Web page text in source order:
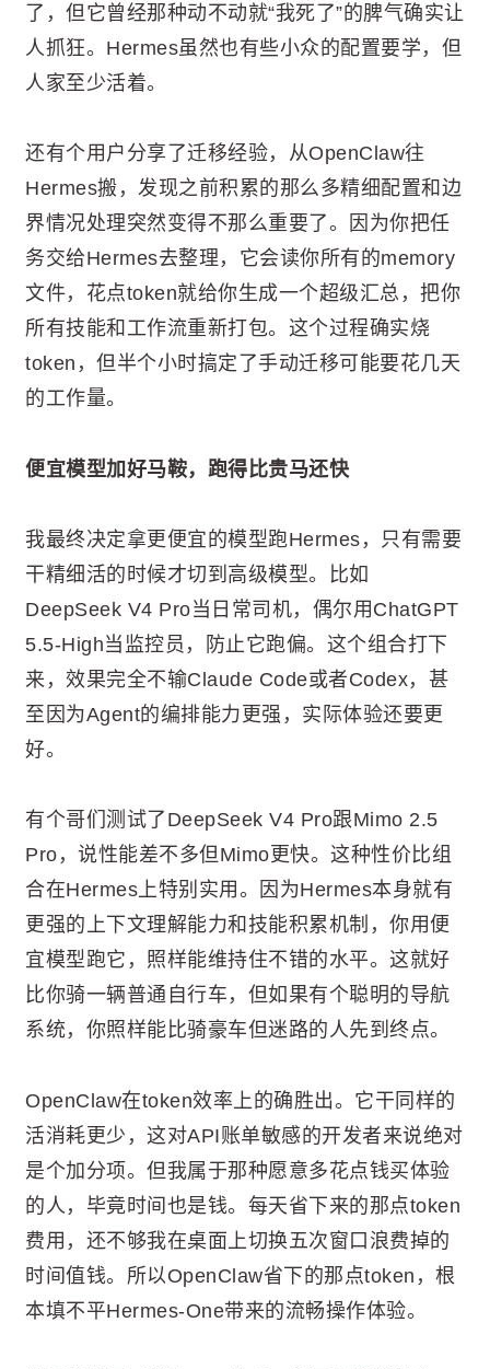
了，但它曾经那种动不动就“我死了”的脾气确实让
人抓狂。Hermes虽然也有些小众的配置要学，但
人家至少活着。
还有个用户分享了迁移经验，从OpenClaw往
Hermes搬，发现之前积累的那么多精细配置和边
界情况处理突然变得不那么重要了。因为你把任
务交给Hermes去整理，它会读你所有的memory
文件，花点token就给你生成一个超级汇总，把你
所有技能和工作流重新打包。这个过程确实烧
token，但半个小时搞定了手动迁移可能要花几天
的工作量。
便宜模型加好马鞍，跑得比贵马还快
我最终决定拿更便宜的模型跑Hermes，只有需要
干精细活的时候才切到高级模型。比如
DeepSeek V4 Pro当日常司机，偶尔用ChatGPT
5.5-High当监控员，防止它跑偏。这个组合打下
来，效果完全不输Claude Code或者Codex，甚
至因为Agent的编排能力更强，实际体验还要更
好。
有个哥们测试了DeepSeek V4 Pro跟Mimo 2.5
Pro，说性能差不多但Mimo更快。这种性价比组
合在Hermes上特别实用。因为Hermes本身就有
更强的上下文理解能力和技能积累机制，你用便
宜模型跑它，照样能维持住不错的水平。这就好
比你骑一辆普通自行车，但如果有个聪明的导航
系统，你照样能比骑豪车但迷路的人先到终点。
OpenClaw在token效率上的确胜出。它干同样的
活消耗更少，这对API账单敏感的开发者来说绝对
是个加分项。但我属于那种愿意多花点钱买体验
的人，毕竟时间也是钱。每天省下来的那点token
费用，还不够我在桌面上切换五次窗口浪费掉的
时间值钱。所以OpenClaw省下的那点token，根
本填不平Hermes-One带来的流畅操作体验。